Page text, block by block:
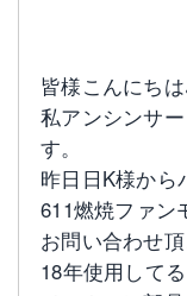
皆様こんにち
私アンシンサ
す。
昨日日K様から
611燃焼ファン
お問い合わせ
18年使用してる